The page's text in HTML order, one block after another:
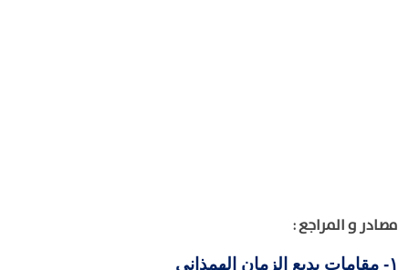
مصادر و المراجع :
١-
مقامات بديع الزمان الهمذاني